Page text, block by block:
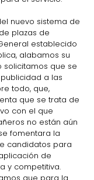
del nuevo sistema de
plazas de
establecido
alabamos su
solicitamos que se
a las
todo, que,
que se trata de
con el que
no están aún
fomentara la
candidatos para
de
y competitiva.